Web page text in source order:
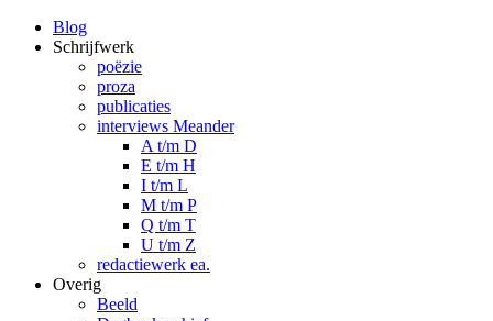
Blog
Schrijfwerk
poëzie
proza
publicaties
interviews Meander
A t/m D
E t/m H
I t/m L
M t/m P
Q t/m T
U t/m Z
redactiewerk ea.
Overig
Beeld